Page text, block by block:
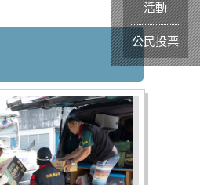
活動
公民投票